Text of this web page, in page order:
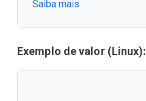
  "shortcut": "drive",
  "allow_user_override": true
]
Saiba mais
Exemplo de valor (Linux):